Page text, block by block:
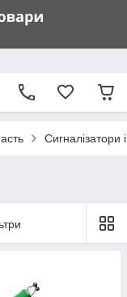
Сигналізатори